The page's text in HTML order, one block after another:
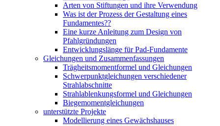
Arten von Stiftungen und ihre Verwendung
Was ist der Prozess der Gestaltung eines
Fundamentes??
Eine kurze Anleitung zum Design von
Pfahlgründungen
Entwicklungslänge für Pad-Fundamente
Gleichungen und Zusammenfassungen
Trägheitsmomentformel und Gleichungen
Schwerpunktgleichungen verschiedener
Strahlabschnitte
Strahlablenkungsformel und Gleichungen
Biegemomentgleichungen
unterstützte Projekte
Modellierung eines Gewächshauses